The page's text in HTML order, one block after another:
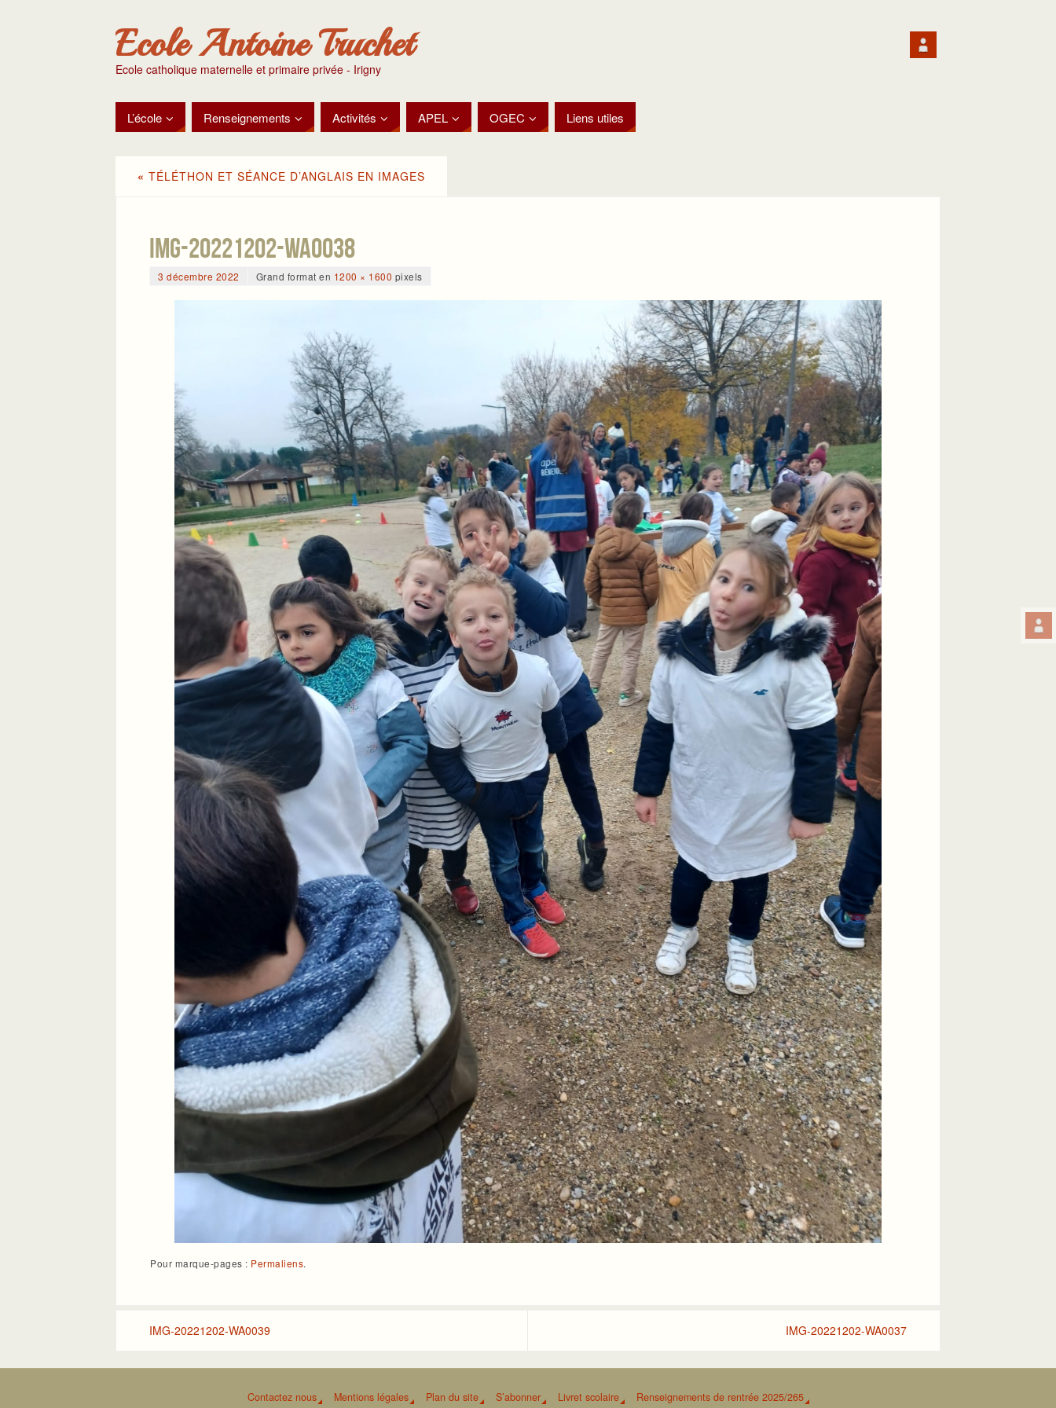
Ecole Antoine Truchet
Ecole catholique maternelle et primaire privée - Irigny
L’école Renseignements Activités APEL OGEC Liens utiles
« TÉLÉTHON ET SÉANCE D’ANGLAIS EN IMAGES
IMG-20221202-WA0038
3 décembre 2022 Grand format en 1200 × 1600 pixels
Pour marque-pages : Permaliens.
IMG-20221202-WA0039 IMG-20221202-WA0037
Contactez nous Mentions légales Plan du site S’abonner Livret scolaire Renseignements de rentrée 2025/265